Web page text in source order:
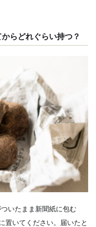
らどれぐらい持つ？
いたまま新聞紙に包む
置いてください。届いたと